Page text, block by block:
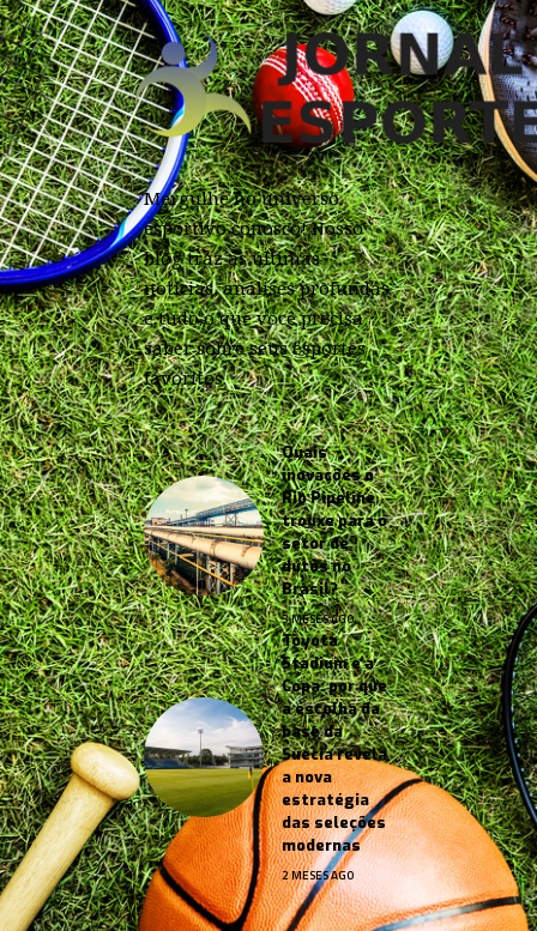
Mergulhe no universo
esportivo conosco! Nosso
blog traz as últimas
notícias, análises profundas
e tudo o que você precisa
saber sobre seus esportes
favoritos.
Quais
inovações o
Rio Pipeline
trouxe para o
setor de
dutos no
Brasil?
3 MESES AGO
Toyota
Stadium e a
Copa: por que
a escolha da
base da
Suécia revela
a nova
estratégia
das seleções
modernas
2 MESES AGO